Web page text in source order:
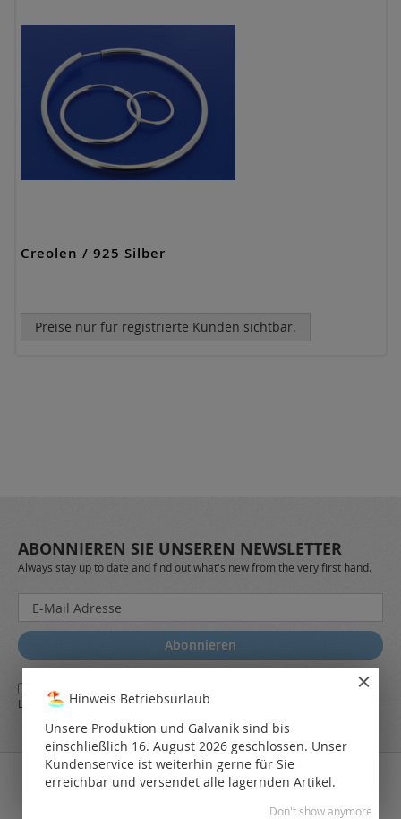
Creolen / 925 Silber
Preise nur für registrierte Kunden sichtbar.
ABONNIEREN SIE UNSEREN NEWSLETTER
Always stay up to date and find out what's new from the very first hand.
Melden
Sie
sich
für
unseren
Newsletter
a:
Abonnieren
Ja,ich stimme den
des
LEO Online-Shop zu.Hinweis Betriebsurlaub
Unsere Produktion und Galvanik sind bis
einschließlich 16. August 2026 geschlossen. Unser
Kundenservice ist weiterhin gerne für Sie
erreichbar und versendet alle lagernden Artikel.
Don't show anymore